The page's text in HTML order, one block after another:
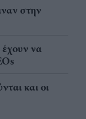
στην
να
και οι